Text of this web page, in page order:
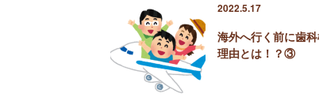
2022.5.17
海外へ行く前に歯
理由とは！？③